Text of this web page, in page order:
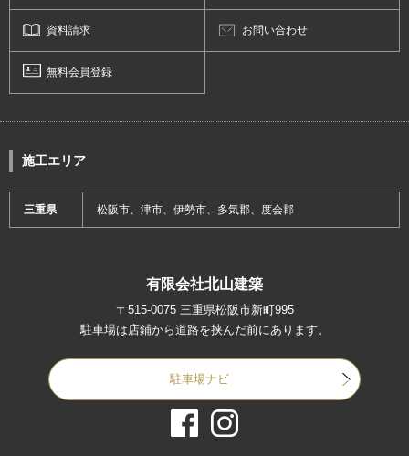
資料請求 お問い合わせ
無料会員登録
施工エリア
三重県 松阪市、津市、伊勢市、多気郡、度会郡
有限会社北山建築
〒515-0075 三重県松阪市新町995
駐車場は店鋪から道路を挟んだ前にあります。
駐車場ナビ